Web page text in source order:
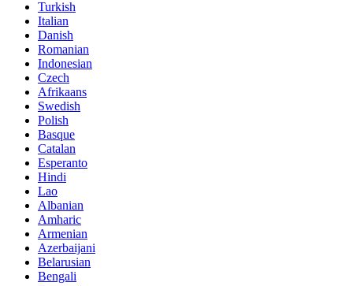
Turkish
Italian
Danish
Romanian
Indonesian
Czech
Afrikaans
Swedish
Polish
Basque
Catalan
Esperanto
Hindi
Lao
Albanian
Amharic
Armenian
Azerbaijani
Belarusian
Bengali